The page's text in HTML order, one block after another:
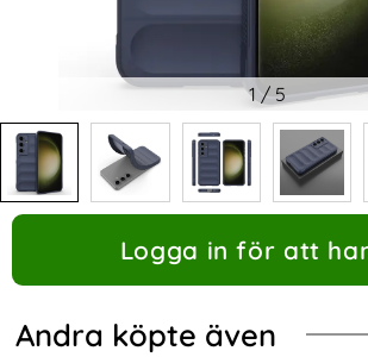
1 /5
Logga in för att
Andra köpte även